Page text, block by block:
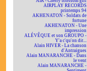
AIRPLAY RECORDS
printemps 94
AKHENATON - Soldats de
fortune
AKHENATON - Une
impression
ALÉVÊQUE et son GROUPO -
Y'a c'qu'on dit...
Alain HIVER - La chanson
d'Antraigues
Alain MANARANCHE - Dans
le vent
Alain MANARANCHE -